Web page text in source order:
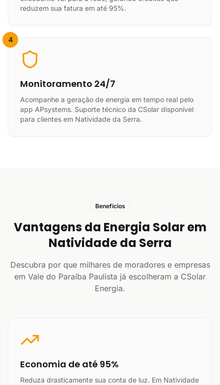
reduzem sua fatura em até 95%.
4
Monitoramento 24/7
Acompanhe a geração de energia em tempo real pelo
app APsystems. Suporte técnico da CSolar disponível
para clientes em Natividade da Serra.
Benefícios
Vantagens da Energia Solar em
Natividade da Serra
Descubra por que milhares de moradores e empresas
em Vale do Paraíba Paulista já escolheram a CSolar
Energia.
Economia de até 95%
Reduza drasticamente sua conta de luz. Em Natividade